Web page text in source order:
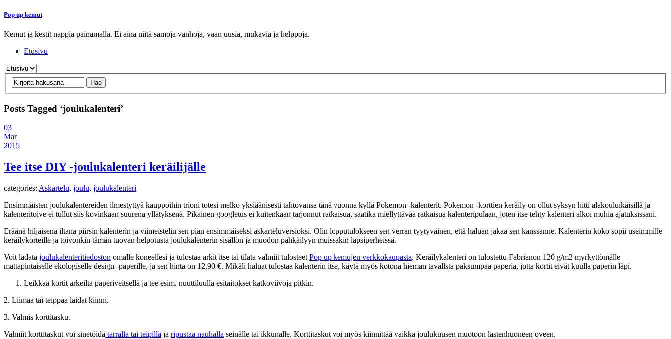
Pop up kemut
Kemut ja kestit nappia painamalla. Ei aina niitä samoja vanhoja, vaan uusia, mukavia ja helppoja.
Etusivu
Posts Tagged ‘joulukalenteri’
03
Mar
2015
Tee itse DIY -joulukalenteri keräilijälle
categories: Askartelu, joulu, joulukalenteri
Ensimmäisten joulukalentereiden ilmestyttyä kauppoihin trioni totesi melko yksiäänisesti tahtovansa tänä vuonna kyllä Pokemon -kalenterit. Pokemon -korttien keräily on ollut syksyn hitti alakouluikäisillä ja
kalenteritoive ei tullut siis kovinkaan suurena yllätyksenä. Pikainen googletus ei kuitenkaan tarjonnut ratkaisua, saatika miellyttävää ratkaisua kalenteripulaan, joten itse tehty kalenteri alkoi muhia ajatuksissani.
Eräänä hiljaisena iltana piirsin kalenterin ja viimeistelin sen pian ensimmäiseksi askarteluversioksi. Olin lopputulokseen sen verran tyytyväinen, että haluan jakaa sen kanssanne. Kalenterin koko sopii useimmille
keräilykorteille ja toivonkin tämän tuovan helpotusta joulukalenterin sisällön ja muodon pähkäilyyn muissakin lapsiperheissä.
Voit ladata joulukalenteritiedoston omalle koneellesi ja tulostaa arkit itse tai tilata valmiit tulosteet Pop up kemujen verkkokaupasta. Keräilykalenteri on tulostettu Fabrianon 120 g/m2 myrkyttömälle
mattapintaiselle ekologiselle design -paperille, ja sen hinta on 12,90 €. Mikäli haluat tulostaa kalenterin itse, käytä myös kotona hieman tavallsta paksumpaa paperia, jotta kortit eivät kuulla paperin läpi.
Leikkaa kortit arkeilta paperiveitsellä ja tee esim. nuuttiluulla esitaitokset katkoviivoja pitkin.
2. Liimaa tai teippaa laidat kiinni.
3. Valmis korttitasku.
Valmiit korttitaskut voi sinetöidä tarralla tai teipillä ja ripustaa nauhalla seinälle tai ikkunalle. Korttitaskut voi myös kiinnittää vaikka joulukuusen muotoon lastenhuoneen oveen.